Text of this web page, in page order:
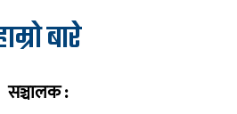
बारे
सञ्चालक :